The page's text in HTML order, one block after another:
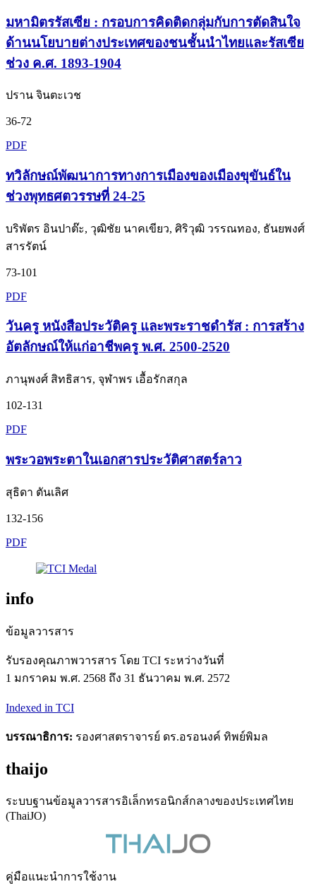
มหามิตรรัสเซีย : กรอบการคิดติดกลุ่มกับการตัดสินใจ
ด้านนโยบายต่างประเทศของชนชั้นนำไทยและรัสเซีย
ช่วง ค.ศ. 1893-1904
ปราน จินตะเวช
36-72
PDF
ทวิลักษณ์พัฒนาการทางการเมืองของเมืองขุขันธ์ใน
ช่วงพุทธศตวรรษที่ 24-25
บริพัตร อินปาต๊ะ, วุฒิชัย นาคเขียว, ศิริวุฒิ วรรณทอง, ธันยพงศ์
สารรัตน์
73-101
PDF
วันครู หนังสือประวัติครู และพระราชดำรัส : การสร้าง
อัตลักษณ์ให้แก่อาชีพครู พ.ศ. 2500-2520
ภานุพงศ์ สิทธิสาร, จุฬาพร เอื้อรักสกุล
102-131
PDF
พระวอพระตาในเอกสารประวัติศาสตร์ลาว
สุธิดา ตันเลิศ
132-156
PDF
info
ข้อมูลวารสาร
รับรองคุณภาพวารสาร โดย TCI ระหว่างวันที่
1 มกราคม พ.ศ. 2568 ถึง 31 ธันวาคม พ.ศ. 2572
Indexed in TCI
บรรณาธิการ: รองศาสตราจารย์ ดร.อรอนงค์ ทิพย์พิมล
thaijo
ระบบฐานข้อมูลวารสารอิเล็กทรอนิกส์กลางของประเทศไทย
(ThaiJO)
คู่มือแนะนำการใช้งาน